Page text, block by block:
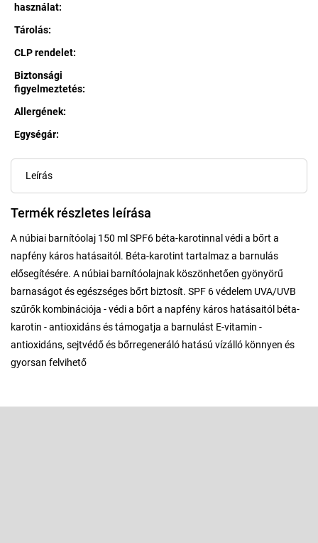
használat:
Tárolás:
CLP rendelet:
Biztonsági
figyelmeztetés:
Allergének:
Egységár:
Leírás
Termék részletes leírása
A núbiai barnítóolaj 150 ml SPF6 béta-karotinnal védi a bőrt a
napfény káros hatásaitól. Béta-karotint tartalmaz a barnulás
elősegítésére. A núbiai barnítóolajnak köszönhetően gyönyörű
barnaságot és egészséges bőrt biztosít. SPF 6 védelem UVA/UVB
szűrők kombinációja - védi a bőrt a napfény káros hatásaitól béta-
karotin - antioxidáns és támogatja a barnulást E-vitamin -
antioxidáns, sejtvédő és bőrregeneráló hatású vízálló könnyen és
gyorsan felvihető